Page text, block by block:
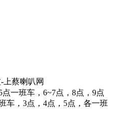
上蔡喇叭网
一班车，6~7点，8点，9点
车，3点，4点，5点，各一班